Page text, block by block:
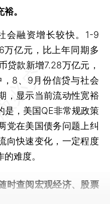
。
融资增长较快。1-9
万亿元，比上年同期多
贷款新增7.28万亿元，
8、9月份信贷与社会
，显示当前流动性宽裕
是，美国QE非常规政策
党在美国债务问题上纠
向快速变化，一定程度
难度。
时查阅宏观经济、股票